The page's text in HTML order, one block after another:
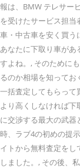
報は、BMW テレサー
を受けたサービス担当
車・中古車を安く買う
あなたに下取り車があ
すよね。, そのために
るのか相場を知ってお
一括査定してもらって
より高くしなければ
に交渉する最大の武器
時、ラブ4の初めの提
イトから無料査定をし
しました。, その後、